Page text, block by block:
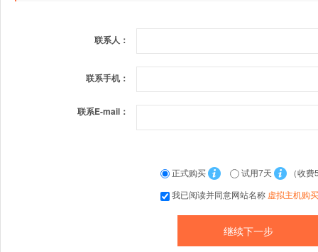
联系人：
联系手机：
联系E-mail：
正式购买 试用7天
（收费
我已阅读并同意网站名称 虚拟主机购